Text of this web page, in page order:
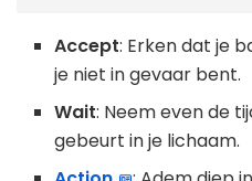
Accept: Erken dat je
je niet in gevaar bent.
Wait: Neem even de
gebeurt in je lichaam.